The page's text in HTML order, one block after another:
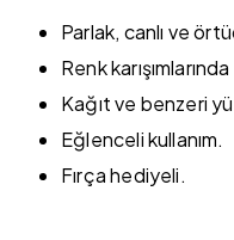
Parlak, canlı ve
Renk
Kağıt ve benzeri
Eğlenceli kullanım.
Fırça hediyeli.